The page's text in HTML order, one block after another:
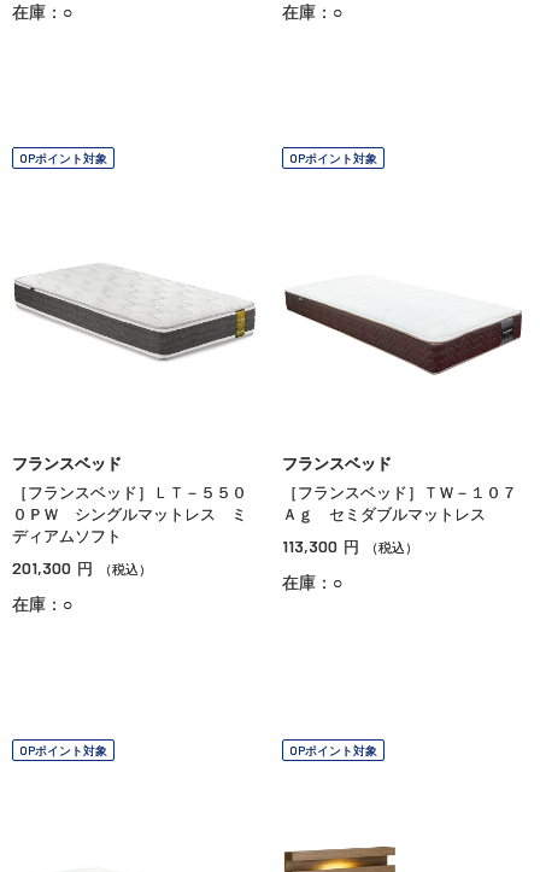
在庫：○ 在庫：○
OPポイント対象
フランスベッド
［フランスベッド］ＬＴ－５５０
０ＰＷ シングルマットレス ミ
ディアムソフト
201,300 円 （税込）
在庫：○
OPポイント対象
フランスベッド
［フランスベッド］ＴＷ－１０７
Ａｇ セミダブルマットレス
113,300 円 （税込）
在庫：○
OPポイント対象 OPポイント対象